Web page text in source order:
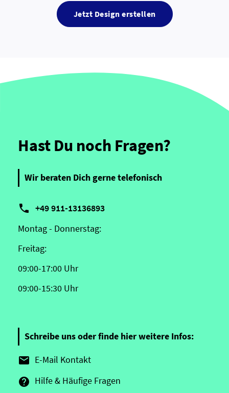
Jetzt Design erstellen
Hast Du noch Fragen?
Wir beraten Dich gerne telefonisch
 +49 911-13136893
Montag - Donnerstag:
Freitag:
09:00-17:00 Uhr
09:00-15:30 Uhr
Schreibe uns oder finde hier weitere Infos:
 E-Mail Kontakt
 Hilfe & Häufige Fragen